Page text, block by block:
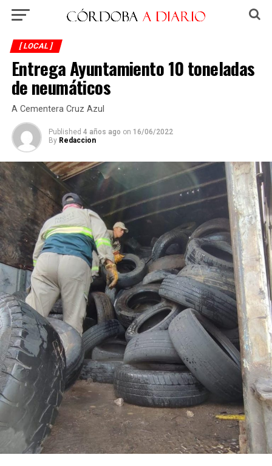
[ LOCAL ]
Entrega Ayuntamiento 10 toneladas
de neumáticos
A Cementera Cruz Azul
Published 4 años ago on 16/06/2022
By Redaccion